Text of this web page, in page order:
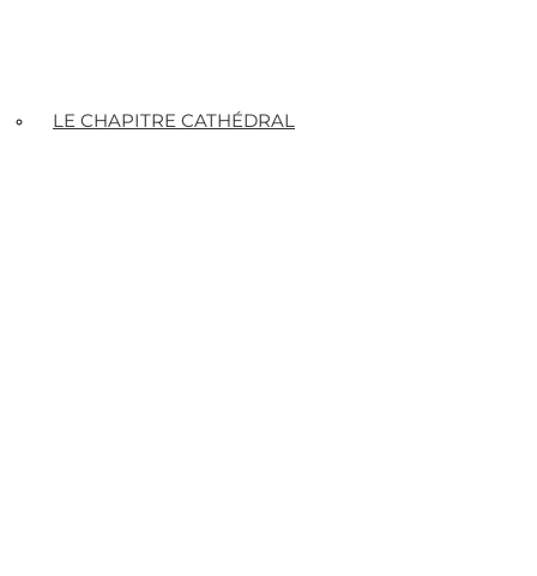
LE CHAPITRE CATHÉDRAL